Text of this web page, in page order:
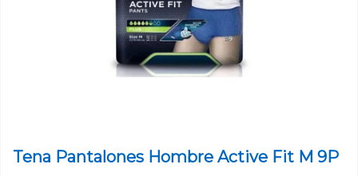
Tena Pantalones Hombre Active Fit M 9P